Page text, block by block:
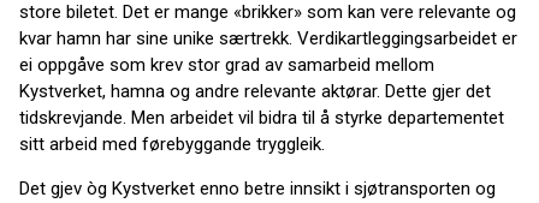
store biletet. Det er mange «brikker» som kan vere relevante og
kvar hamn har sine unike særtrekk. Verdikartleggingsarbeidet er
ei oppgåve som krev stor grad av samarbeid mellom
Kystverket, hamna og andre relevante aktørar. Dette gjer det
tidskrevjande. Men arbeidet vil bidra til å styrke departementet
sitt arbeid med førebyggande tryggleik.
Det gjev òg Kystverket enno betre innsikt i sjøtransporten og